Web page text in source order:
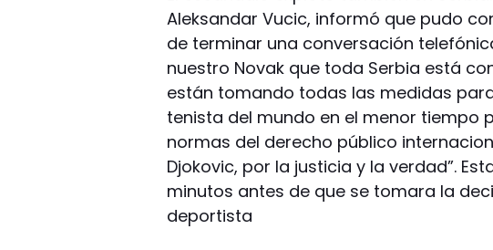
Aleksandar Vucic, informó que pudo
de terminar una conversación
nuestro Novak que toda Serbia está
están tomando todas las medidas
tenista del mundo en el menor tiempo
normas del derecho público
Djokovic, por la justicia y la verdad”.
minutos antes de que se tomara la
deportista